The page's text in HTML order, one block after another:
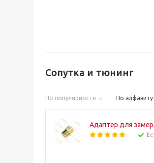
Сопутка и тюнинг
По популярности По алфавиту
Адаптер для